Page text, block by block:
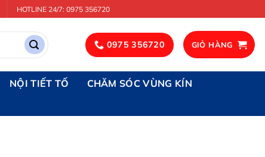
HOTLINE 24/7: 0975 356720
0975 356720 GIỎ HÀNG
NỘI TIẾT TỐ
CHĂM SÓC VÙNG KÍN